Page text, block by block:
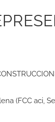
(FCC aci,